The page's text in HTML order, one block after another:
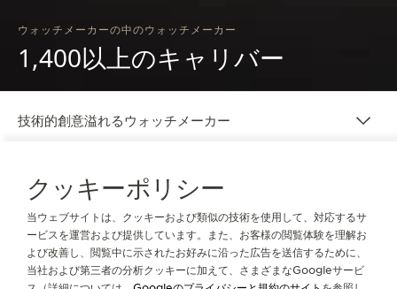
ウォッチメーカーの中のウォッチメーカー
1,400以上のキャリバー
技術的創意溢れるウォッチメーカー
『BEHIND THE CALIBRES』
グランド・メゾンの職人や技師たちが、それぞれの知識を駆
クッキーポリシー
当ウェブサイトは、クッキーおよび類似の技術を使用して、対応するサ
ービスを運営および提供しています。また、お客様の閲覧体験を理解お
よび改善し、閲覧中に示されたお好みに沿った広告を送信するために、
当社および第三者の分析クッキーに加えて、さまざまなGoogleサービ